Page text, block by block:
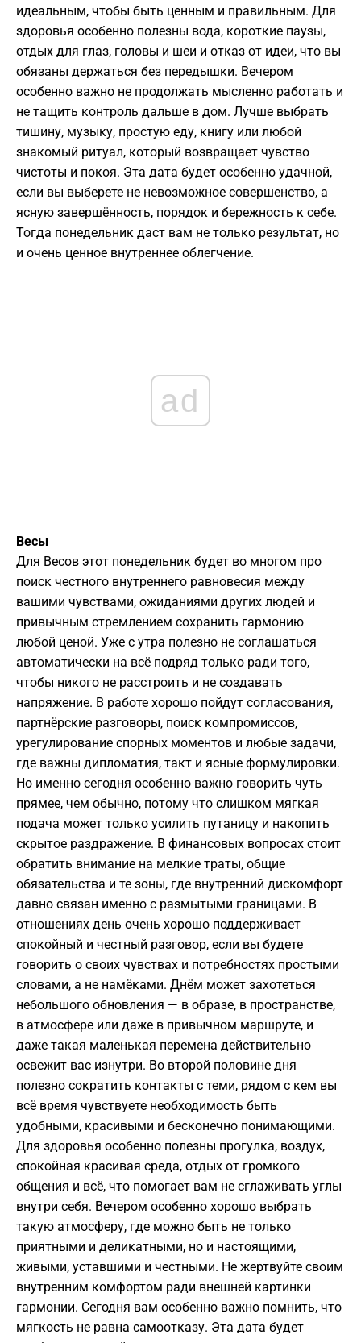
идеальным, чтобы быть ценным и правильным. Для
здоровья особенно полезны вода, короткие паузы,
отдых для глаз, головы и шеи и отказ от идеи, что вы
обязаны держаться без передышки. Вечером
особенно важно не продолжать мысленно работать и
не тащить контроль дальше в дом. Лучше выбрать
тишину, музыку, простую еду, книгу или любой
знакомый ритуал, который возвращает чувство
чистоты и покоя. Эта дата будет особенно удачной,
если вы выберете не невозможное совершенство, а
ясную завершённость, порядок и бережность к себе.
Тогда понедельник даст вам не только результат, но
и очень ценное внутреннее облегчение.
ad
Весы
Для Весов этот понедельник будет во многом про
поиск честного внутреннего равновесия между
вашими чувствами, ожиданиями других людей и
привычным стремлением сохранить гармонию
любой ценой. Уже с утра полезно не соглашаться
автоматически на всё подряд только ради того,
чтобы никого не расстроить и не создавать
напряжение. В работе хорошо пойдут согласования,
партнёрские разговоры, поиск компромиссов,
урегулирование спорных моментов и любые задачи,
где важны дипломатия, такт и ясные формулировки.
Но именно сегодня особенно важно говорить чуть
прямее, чем обычно, потому что слишком мягкая
подача может только усилить путаницу и накопить
скрытое раздражение. В финансовых вопросах стоит
обратить внимание на мелкие траты, общие
обязательства и те зоны, где внутренний дискомфорт
давно связан именно с размытыми границами. В
отношениях день очень хорошо поддерживает
спокойный и честный разговор, если вы будете
говорить о своих чувствах и потребностях простыми
словами, а не намёками. Днём может захотеться
небольшого обновления — в образе, в пространстве,
в атмосфере или даже в привычном маршруте, и
даже такая маленькая перемена действительно
освежит вас изнутри. Во второй половине дня
полезно сократить контакты с теми, рядом с кем вы
всё время чувствуете необходимость быть
удобными, красивыми и бесконечно понимающими.
Для здоровья особенно полезны прогулка, воздух,
спокойная красивая среда, отдых от громкого
общения и всё, что помогает вам не сглаживать углы
внутри себя. Вечером особенно хорошо выбрать
такую атмосферу, где можно быть не только
приятными и деликатными, но и настоящими,
живыми, уставшими и честными. Не жертвуйте своим
внутренним комфортом ради внешней картинки
гармонии. Сегодня вам особенно важно помнить, что
мягкость не равна самоотказу. Эта дата будет